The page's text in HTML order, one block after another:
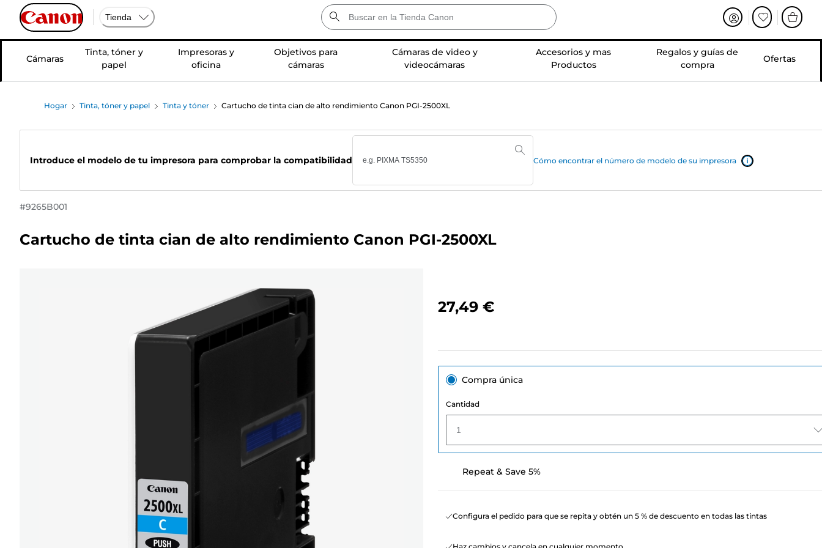
Tienda
Cámaras
Tinta, tóner y
papel
Impresoras y
oficina
Objetivos para
cámaras
Cámaras de video y
videocámaras
Accesorios y mas
Productos
Regalos y guías de
compra
Ofertas
Hogar Tinta, tóner y papel Tinta y tóner Cartucho de tinta cian de alto rendimiento Canon PGI-2500XL
Introduce el modelo de tu impresora para comprobar la compatibilidad Cómo encontrar el número de modelo de su impresora
#9265B001
Cartucho de tinta cian de alto rendimiento Canon PGI-2500XL
27,49 €
Compra única
Cantidad
1
Repeat & Save 5%
Configura el pedido para que se repita y obtén un 5 % de descuento en todas las tintas